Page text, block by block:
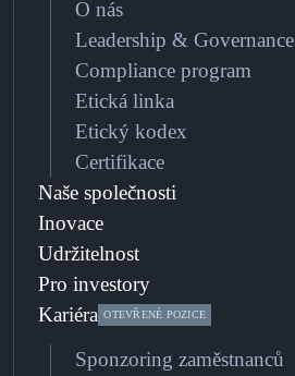
O nás
Leadership & Governance
Compliance program
Etická linka
Etický kodex
Certifikace
Naše společnosti
Inovace
Udržitelnost
Pro investory
Kariéra OTEVŘENÉ POZICE
Sponzoring zaměstnanců